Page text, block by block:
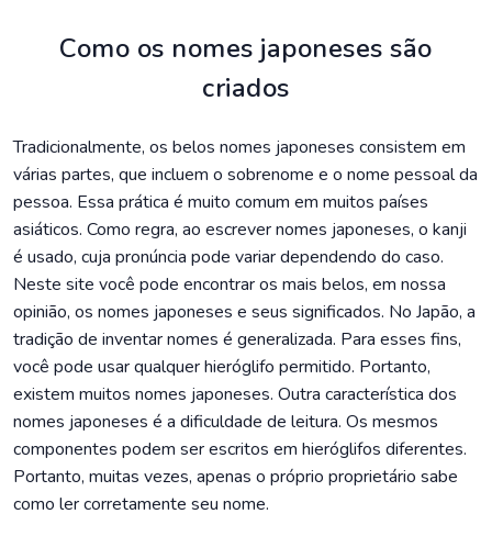
Como os nomes japoneses são
criados
Tradicionalmente, os belos nomes japoneses consistem em
várias partes, que incluem o sobrenome e o nome pessoal da
pessoa. Essa prática é muito comum em muitos países
asiáticos. Como regra, ao escrever nomes japoneses, o kanji
é usado, cuja pronúncia pode variar dependendo do caso.
Neste site você pode encontrar os mais belos, em nossa
opinião, os nomes japoneses e seus significados. No Japão, a
tradição de inventar nomes é generalizada. Para esses fins,
você pode usar qualquer hieróglifo permitido. Portanto,
existem muitos nomes japoneses. Outra característica dos
nomes japoneses é a dificuldade de leitura. Os mesmos
componentes podem ser escritos em hieróglifos diferentes.
Portanto, muitas vezes, apenas o próprio proprietário sabe
como ler corretamente seu nome.